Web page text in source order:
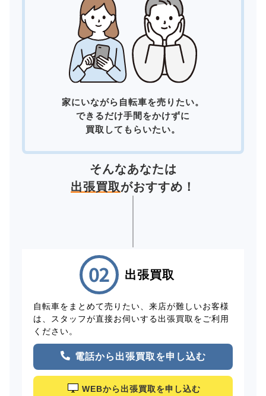
家にいながら自転車を売りたい。
できるだけ手間をかけずに
買取してもらいたい。
そんなあなたは
出張買取がおすすめ！
出張買取
自転車をまとめて売りたい、来店が難しいお客様
は、スタッフが直接お伺いする出張買取をご利用
ください。
電話から出張買取を申し込む
WEBから出張買取を申し込む